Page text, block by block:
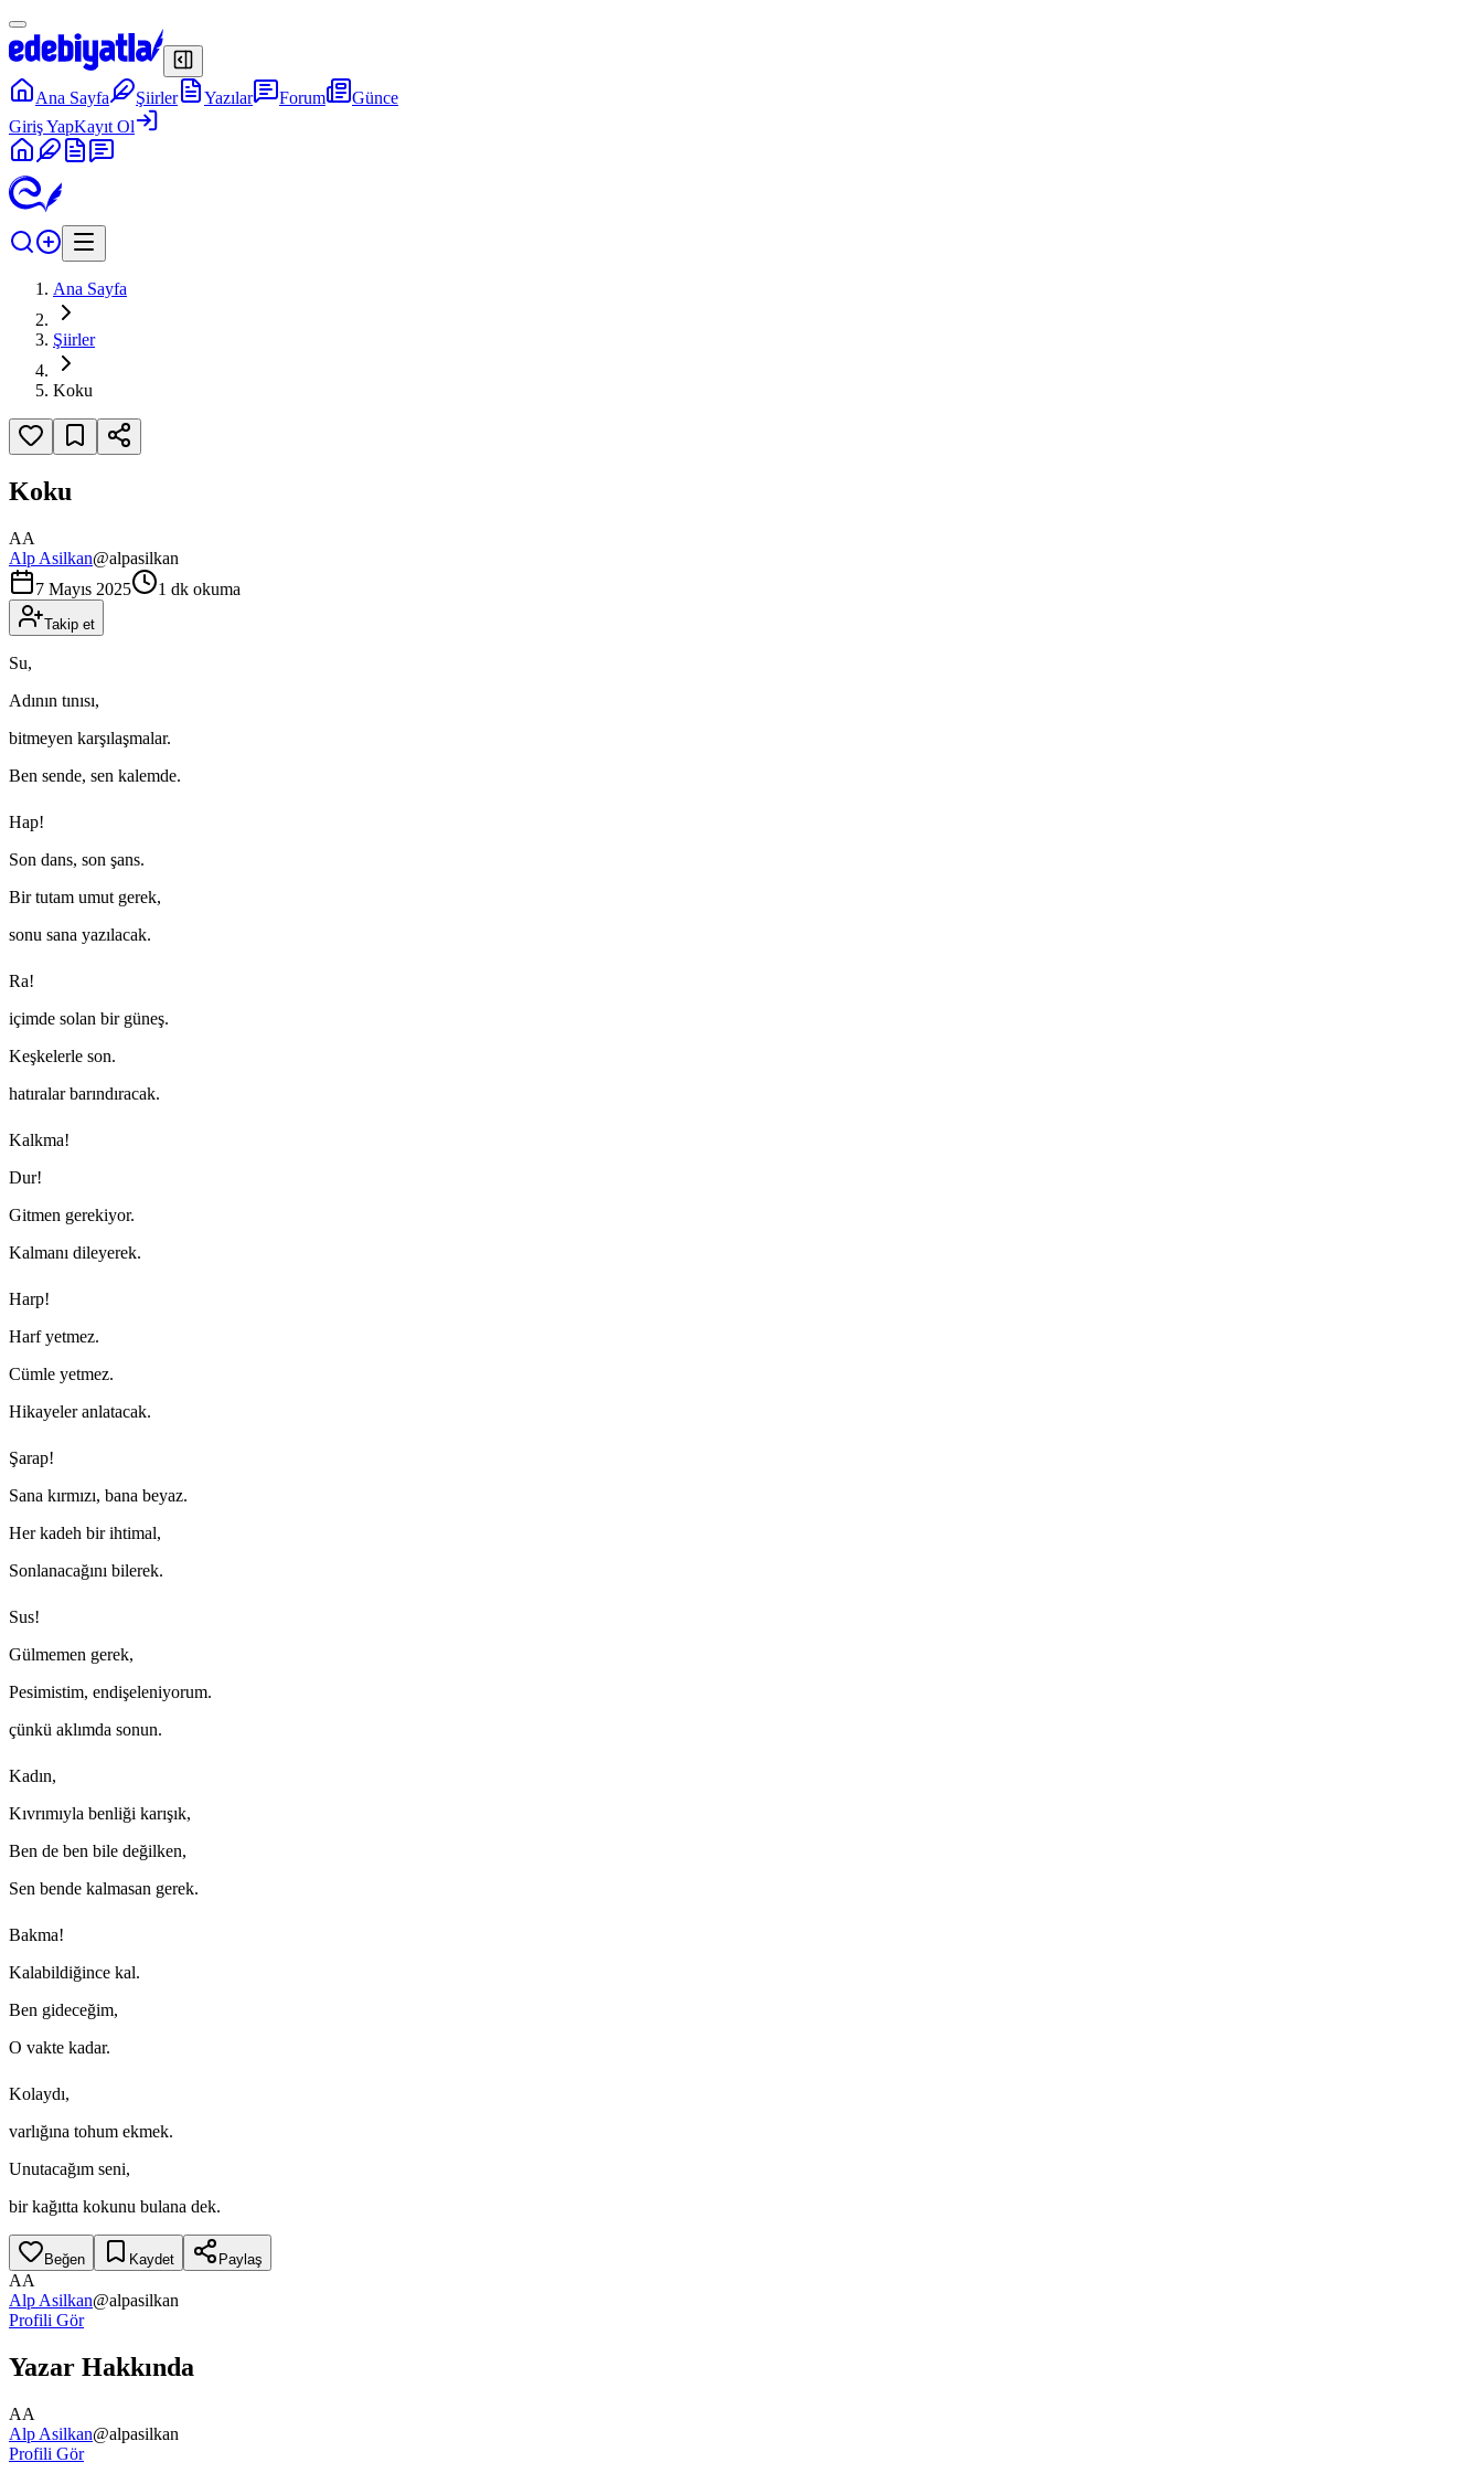
Ana Sayfa Şiirler Yazılar Forum
Günce
Giriş YapKayıt Ol
Ana Sayfa
Şiirler
Koku
Koku
AA
Alp Asilkan@alpasilkan
7 Mayıs 2025
1 dk okuma
Takip et
Su,
Adının tınısı,
bitmeyen karşılaşmalar.
Ben sende, sen kalemde.
Hap!
Son dans, son şans.
Bir tutam umut gerek,
sonu sana yazılacak.
Ra!
içimde solan bir güneş.
Keşkelerle son.
hatıralar barındıracak.
Kalkma!
Dur!
Gitmen gerekiyor.
Kalmanı dileyerek.
Harp!
Harf yetmez.
Cümle yetmez.
Hikayeler anlatacak.
Şarap!
Sana kırmızı, bana beyaz.
Her kadeh bir ihtimal,
Sonlanacağını bilerek.
Sus!
Gülmemen gerek,
Pesimistim, endişeleniyorum.
çünkü aklımda sonun.
Kadın,
Kıvrımıyla benliği karışık,
Ben de ben bile değilken,
Sen bende kalmasan gerek.
Bakma!
Kalabildiğince kal.
Ben gideceğim,
O vakte kadar.
Kolaydı,
varlığına tohum ekmek.
Unutacağım seni,
bir kağıtta kokunu bulana dek.
Beğen Kaydet Paylaş
AA
Alp Asilkan@alpasilkan
Profili Gör
Yazar Hakkında
AA
Alp Asilkan@alpasilkan
Profili Gör